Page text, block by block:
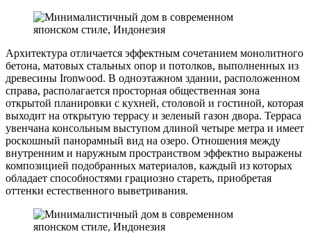
Архитектура отличается эффектным сочетанием монолитного
бетона, матовых стальных опор и потолков, выполненных из
древесины Ironwood. В одноэтажном здании, расположенном
справа, располагается просторная общественная зона
открытой планировки с кухней, столовой и гостиной, которая
выходит на открытую террасу и зеленый газон двора. Терраса
увенчана консольным выступом длиной четыре метра и имеет
роскошный панорамный вид на озеро. Отношения между
внутренним и наружным пространством эффектно выражены
композицией подобранных материалов, каждый из которых
обладает способностями грациозно стареть, приобретая
оттенки естественного выветривания.